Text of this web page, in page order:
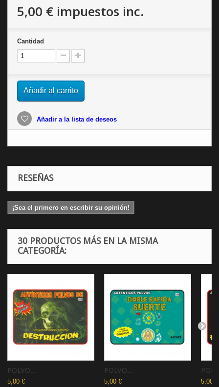
5,00 € impuestos inc.
Cantidad
Añadir al carrito
Añadir a la lista de deseos
RESEÑAS
¡Sea el primero en escribir su opinión!
30 PRODUCTOS MÁS EN LA MISMA
CATEGORÍA:
POLVO...
5,00 €
POLVO...
5,00 € 5,00 €